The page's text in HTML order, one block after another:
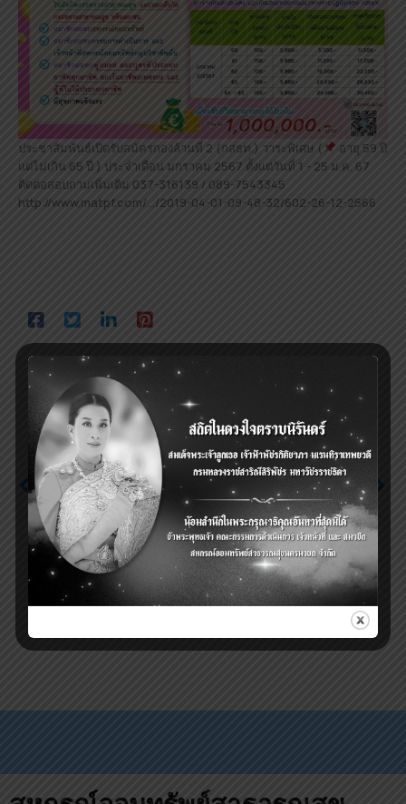
ประชาสัมพันธ์เปิดรับสมัครกองล้านที่ 2 (กสธท.) วาระพิเศษ (
อายุ 59 ปี
แต่ไม่เกิน 65 ปี ) ประจำเดือน มกราคม 2567 ตั้งแต่วันที่ 1 - 25 ม.ค. 67
ติดต่อสอบถามเพิ่มเติม 037-316139 / 089-7543345
http://www.matpf.com/…/2019-04-01-09-48-32/602-26-12-2566
Previous
ประชาสัมพันธ์เปิดรับ
สมัครกองล้านที่ 2
(กสธท.) วาระปกติ (
อายุ 20 – 59 ปี) ประจำ
เดือน มกราคม 2567
ตั้งแต่วันที่ 1 – 25 ม.ค. 66
ติดต่อสอบถามเพิ่มเติม
037-316139 / 089-
7543345
Next
แจ้งกำหนดยื่นคำขอกู้และ
จ่ายเงินกู้ฉุกเฉิน (กรณีผู้กู้
รายเก่า/หักกลบหนี้คง
ค้าง) ประจำเดือน
มกราคม 2567